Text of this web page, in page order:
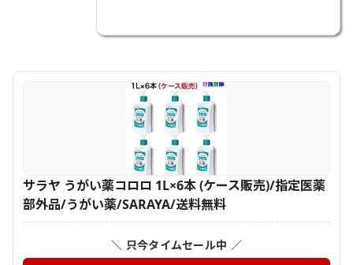
サラヤ うがい薬コロロ 1L×6本 (ケース販売)/指定医薬
部外品/うがい薬/SARAYA/送料無料
＼ 只今タイムセール中 ／